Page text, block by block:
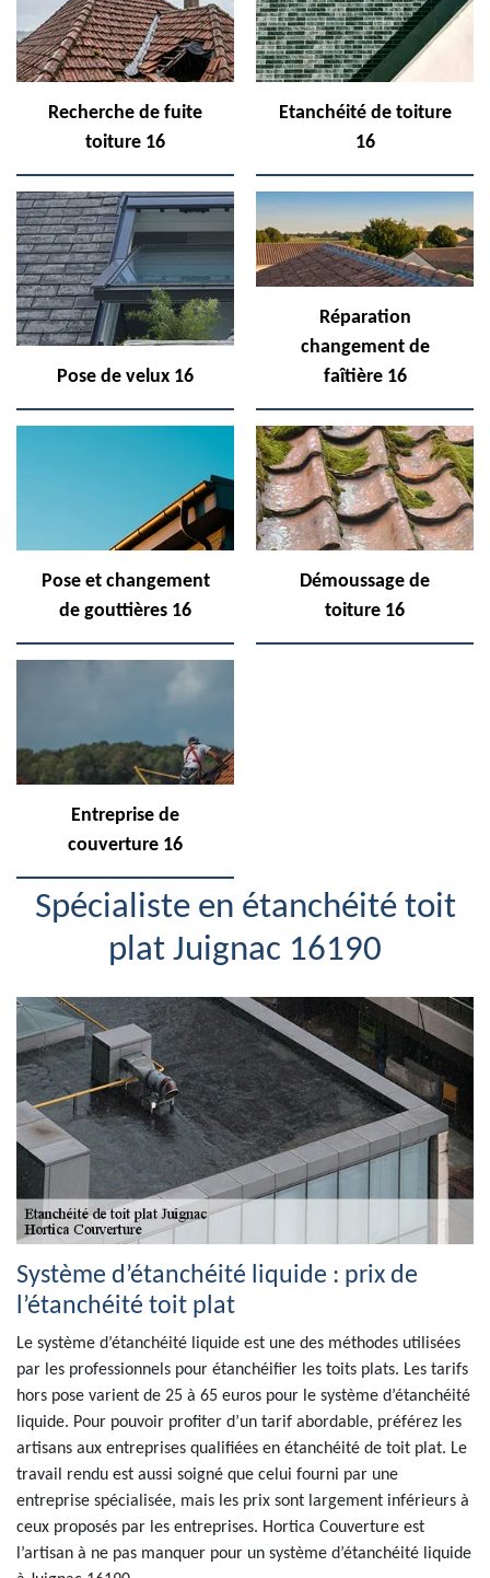
Recherche de fuite
toiture 16
Etanchéité de toiture
16
Pose de velux 16
Réparation
changement de
faîtière 16
Pose et changement
de gouttières 16
Démoussage de
toiture 16
Entreprise de
couverture 16
Spécialiste en étanchéité toit
plat Juignac 16190
Système d’étanchéité liquide : prix de
l’étanchéité toit plat
Le système d’étanchéité liquide est une des méthodes utilisées
par les professionnels pour étanchéifier les toits plats. Les tarifs
hors pose varient de 25 à 65 euros pour le système d’étanchéité
liquide. Pour pouvoir profiter d’un tarif abordable, préférez les
artisans aux entreprises qualifiées en étanchéité de toit plat. Le
travail rendu est aussi soigné que celui fourni par une
entreprise spécialisée, mais les prix sont largement inférieurs à
ceux proposés par les entreprises. Hortica Couverture est
l’artisan à ne pas manquer pour un système d’étanchéité liquide